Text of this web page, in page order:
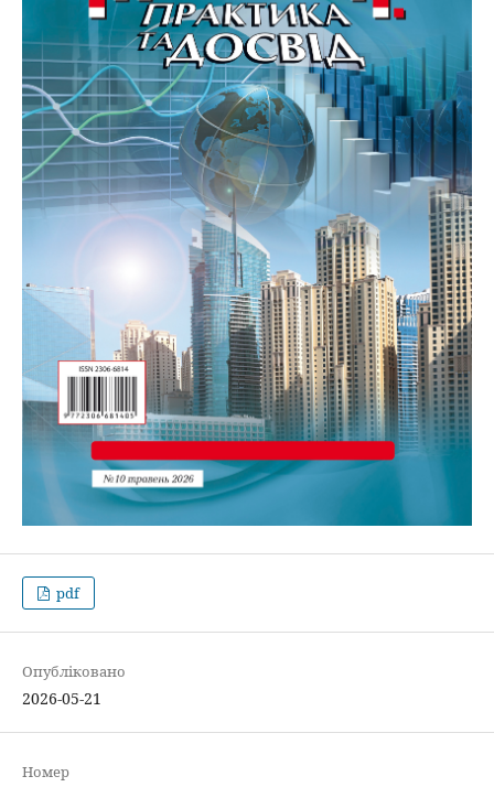
pdf
Опубліковано
2026-05-21
Номер